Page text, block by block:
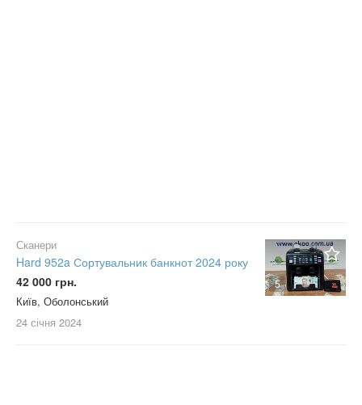
5
Сканери
Hard 952a Сортувальник банкнот 2024 року
42 000 грн.
Київ, Оболонський
24 січня 2024